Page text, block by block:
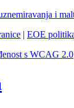
i
| EOE
s WCAG 2.0